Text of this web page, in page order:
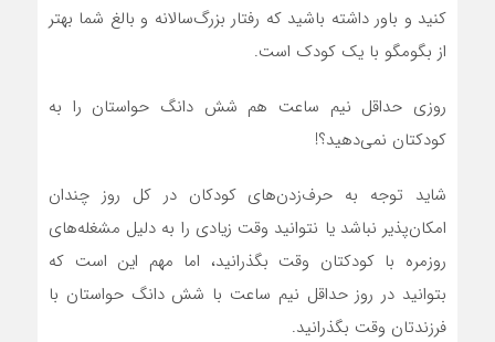
کنید و باور داشته باشید که رفتار بزرگ‌سالانه و بالغ شما بهتر
از بگومگو با یک کودک است.
روزی حداقل نیم ساعت هم شش دانگ حواستان را به
کودکتان نمی‌دهید؟!
شاید توجه به حرف‌زدن‌های کودکان در کل روز چندان
امکان‌پذیر نباشد یا نتوانید وقت زیادی را به دلیل مشغله‌های
روزمره با کودکتان وقت بگذرانید، اما مهم این است که
بتوانید در روز حداقل نیم ساعت با شش دانگ حواستان با
فرزندتان وقت بگذرانید.